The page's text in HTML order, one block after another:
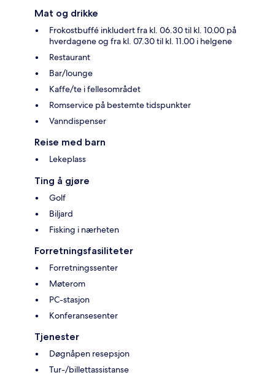
Mat og drikke
Frokostbuffé inkludert fra kl. 06.30 til kl. 10.00 på
hverdagene og fra kl. 07.30 til kl. 11.00 i helgene
Restaurant
Bar/lounge
Kaffe/te i fellesområdet
Romservice på bestemte tidspunkter
Vanndispenser
Reise med barn
Lekeplass
Ting å gjøre
Golf
Biljard
Fisking i nærheten
Forretningsfasiliteter
Forretningssenter
Møterom
PC-stasjon
Konferansesenter
Tjenester
Døgnåpen resepsjon
Tur-/billettassistanse